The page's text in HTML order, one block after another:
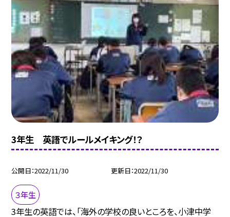
3年生 英語でルールメイキング！？
公開日 2022/11/30 更新日 2022/11/30
３年生
3年生の英語では、「海外の学校の良いところを、小津中学